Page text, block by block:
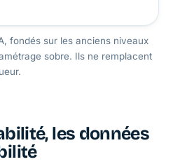
fondés sur les anciens niveaux
sobre. Ils ne remplacent
les données